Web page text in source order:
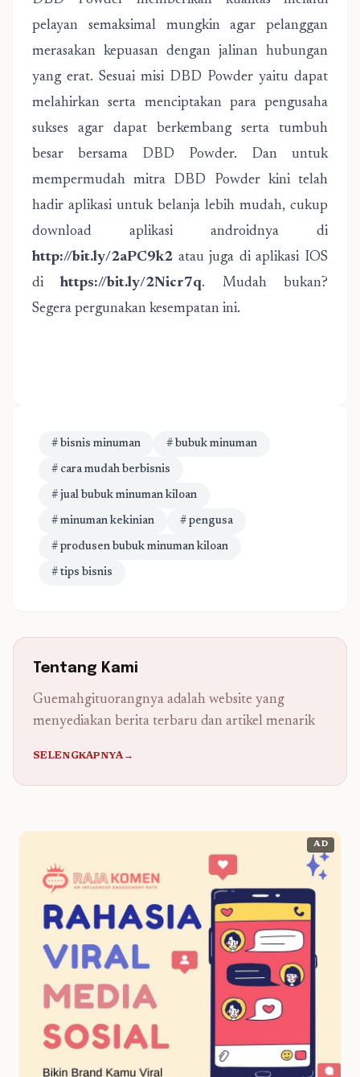
pelayan semaksimal mungkin agar pelanggan
merasakan kepuasan dengan jalinan hubungan
yang erat. Sesuai misi DBD Powder yaitu dapat
melahirkan serta menciptakan para pengusaha
sukses agar dapat berkembang serta tumbuh
besar bersama DBD Powder. Dan untuk
mempermudah mitra DBD Powder kini telah
hadir aplikasi untuk belanja lebih mudah, cukup
download aplikasi androidnya di
http://bit.ly/2aPC9k2 atau juga di aplikasi IOS
dihttps://bit.ly/2Nicr7q. Mudah bukan?
Segera pergunakan kesempatan ini.
# bisnis minuman # bubuk minuman
# cara mudah berbisnis
# jual bubuk minuman kiloan
# minuman kekinian # pengusa
# produsen bubuk minuman kiloan
# tips bisnis
Tentang Kami
Guemahgituorangnya adalah website yang
menyediakan berita terbaru dan artikel menarik
SELENGKAPNYA→
AD